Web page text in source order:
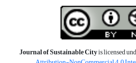
Journal of Sustainable Cityis licensed